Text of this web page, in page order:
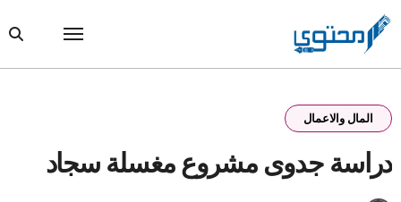
to
content
المال والاعمال
دراسة جدوى مشروع مغسلة سجاد